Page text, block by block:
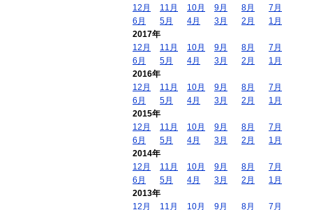
12月
11月 10月 9月 8月
7月
6月
5月 4月 3月 2月
1月
2017年
12月
11月 10月 9月 8月
7月
6月
5月 4月 3月 2月
1月
2016年
12月
11月 10月 9月 8月
7月
6月
5月 4月 3月 2月
1月
2015年
12月
11月 10月 9月 8月
7月
6月
5月 4月 3月 2月
1月
2014年
12月
11月 10月 9月 8月
7月
6月
5月 4月 3月 2月
1月
2013年
12月
11月 10月 9月 8月 7月